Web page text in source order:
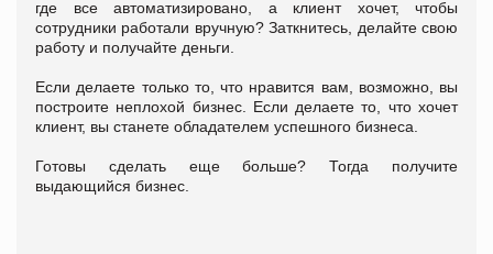
где все автоматизировано, а клиент хочет, чтобы
сотрудники работали вручную? Заткнитесь, делайте свою
работу и получайте деньги.
Если делаете только то, что нравится вам, возможно, вы
построите неплохой бизнес. Если делаете то, что хочет
клиент, вы станете обладателем успешного бизнеса.
Готовы сделать еще больше? Тогда получите
выдающийся бизнес.